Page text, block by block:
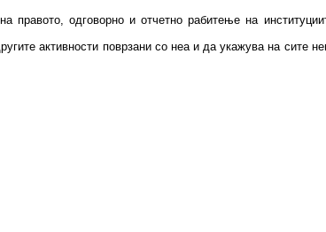
правото, одговорно и отчетно рабитење на
активности поврзани со неа и да укажува на сите